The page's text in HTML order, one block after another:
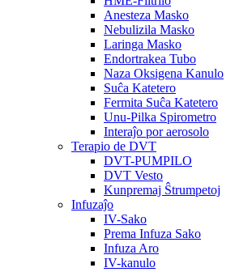
Anesteza Masko
Nebulizila Masko
Laringa Masko
Endortrakea Tubo
Naza Oksigena Kanulo
Suĉa Katetero
Fermita Suĉa Katetero
Unu-Pilka Spirometro
Interaĵo por aerosolo
Terapio de DVT
DVT-PUMPILO
DVT Vesto
Kunpremaj Ŝtrumpetoj
Infuzaĵo
IV-Sako
Prema Infuza Sako
Infuza Aro
IV-kanulo